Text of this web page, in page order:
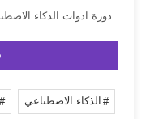
دورة ادوات الذكاء
الذكاء الاصطناعي